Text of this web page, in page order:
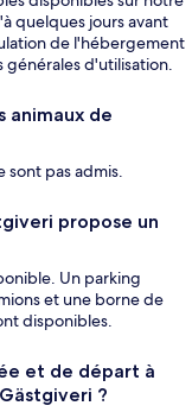
quelques jours avant
de l'hébergement
générales d'utilisation.
animaux de
sont pas admis.
propose un
Un parking
et une borne de
disponibles.
et de départ à
?